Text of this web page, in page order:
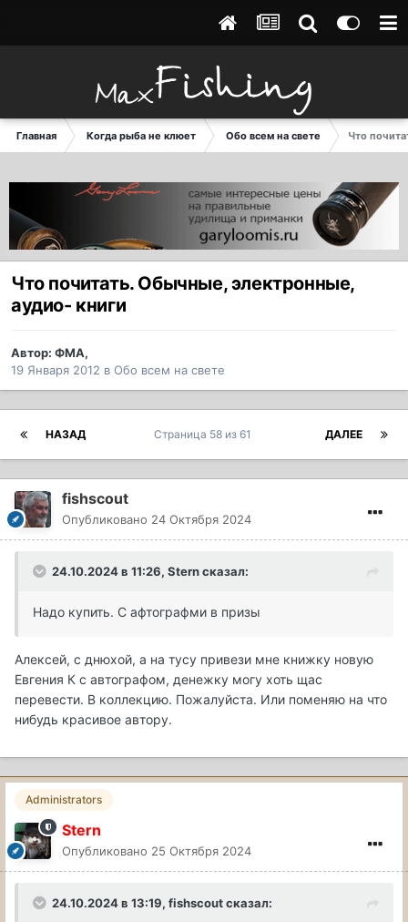
Главная Когда рыба не клюет Обо всем на свете Что
Что почитать. Обычные, электронные,
аудио- книги
Автор: ФМА,
19 Января 2012 в Обо всем на свете
НАЗАД ДАЛЕЕ
Страница 58 из 61
fishscout
Опубликовано 24 Октября 2024
24.10.2024 в 11:26, Sternсказал:
Надо купить. С афтографми в призы
Алексей, с днюхой, а на тусу привези мне книжку новую
Евгения К с автографом, денежку могу хоть щас
перевести. В коллекцию. Пожалуйста. Или поменяю на что
нибудь красивое автору.
Administrators
Stern
Опубликовано 25 Октября 2024
24.10.2024 в 13:19, fishscoutсказал: